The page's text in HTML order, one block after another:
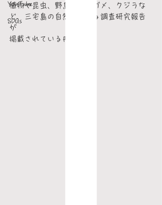
YouTube
SDGs
植物や昆虫、野鳥、ウミガメ、クジラな
ど、三宅島の自然に関する調査研究報告
が
掲載されている冊子です。